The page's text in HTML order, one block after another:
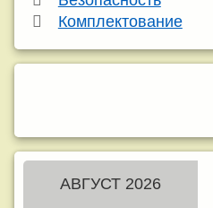
Комплектование
АВГУСТ 2026